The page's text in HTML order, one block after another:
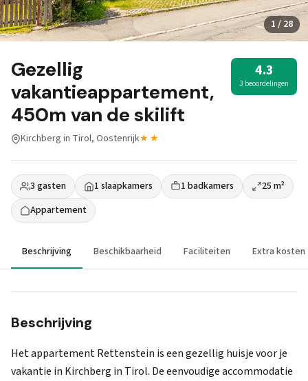
1 / 28
Gezellig
vakantieappartement,
450m van de skilift
4.3
3 beoordelingen
Kirchberg in Tirol, Oostenrijk★★
3 gasten 1 slaapkamers 1 badkamers
25 m²
Appartement
Beschrijving Beschikbaarheid Faciliteiten Extra kosten
Beschrijving
Het appartement Rettenstein is een gezellig huisje voor je
vakantie in Kirchberg in Tirol. De eenvoudige accommodatie